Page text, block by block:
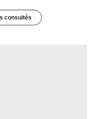
consultés